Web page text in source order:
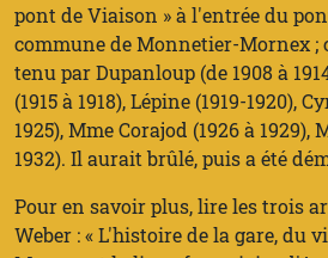
pont de Viaison » à l'entrée du
commune de Monnetier-Mornex ;
tenu par Dupanloup (de 1908 à
(1915 à 1918), Lépine (1919-1920),
1925), Mme Corajod (1926 à 1929),
1932). Il aurait brûlé, puis a été
Pour en savoir plus, lire les trois
Weber : « L'histoire de la gare, du